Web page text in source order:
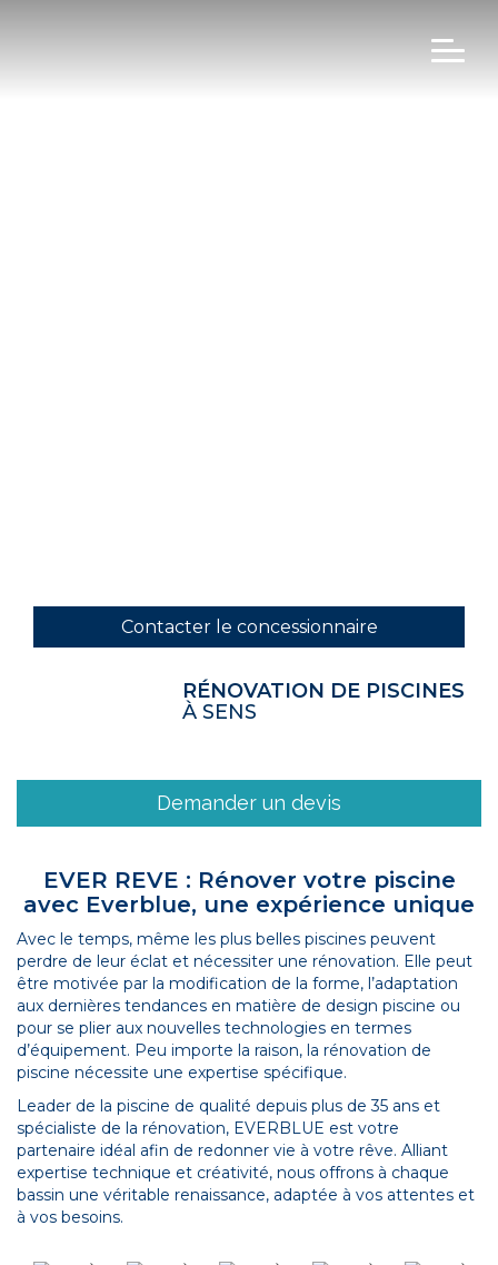
Contacter le concessionnaire
RÉNOVATION DE PISCINES
À SENS
Demander un devis
EVER REVE : Rénover votre piscine
avec Everblue, une expérience unique
Avec le temps, même les plus belles piscines peuvent
perdre de leur éclat et nécessiter une rénovation. Elle peut
être motivée par la modification de la forme, l’adaptation
aux dernières tendances en matière de design piscine ou
pour se plier aux nouvelles technologies en termes
d’équipement. Peu importe la raison, la rénovation de
piscine nécessite une expertise spécifique.
Leader de la piscine de qualité depuis plus de 35 ans et
spécialiste de la rénovation, EVERBLUE est votre
partenaire idéal afin de redonner vie à votre rêve. Alliant
expertise technique et créativité, nous offrons à chaque
bassin une véritable renaissance, adaptée à vos attentes et
à vos besoins.